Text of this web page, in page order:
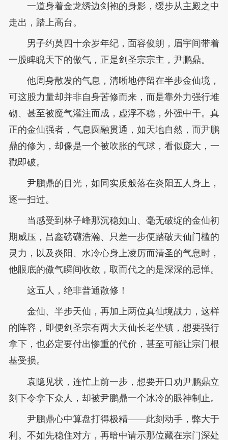
一道身着金龙绣边剑袍的身影，缓步从主殿之中
走出，踏上高台。
男子约莫四十余岁年纪，面容俊朗，眉宇间带着
一股睥睨天下的傲气，正是剑圣宗宗主，尹鹏鼎。
他周身散发的气息，清晰地停留在半步金仙境，
可这股力量却并非自身苦修而来，而是靠外力强行堆
砌、甚至被魔气灌注而成，虚浮不稳，外强中干。真
正的金仙强者，气息圆融贯通，如天地自然，而尹鹏
鼎的修为，却像是一个被吹胀的气球，看似庞大，一
戳即破。
尹鹏鼎的目光，如同实质般落在炎阳五人身上，
逐一扫过。
当感受到林子峰那沉稳如山、毫无破绽的金仙初
期威压，吕鑫磅礴浩瀚、只差一步便踏破天仙门槛的
灵力，以及炎阳、水冷心身上凌厉而清圣的气息时，
他眼底的傲气瞬间收敛，取而代之的是深深的忌惮。
这五人，绝非普通散修！
金仙、半步天仙，再加上两位真仙境战力，这样
的阵容，即便剑圣宗有两大天仙长老坐镇，想要强行
拿下，也必定要付出惨重的代价，甚至可能让宗门根
基受损。
袁隐见状，连忙上前一步，想要开口劝尹鹏鼎立
刻下令拿下众人，却被尹鹏鼎一个冰冷的眼神制止。
尹鹏鼎心中算盘打得极精——此刻动手，弊大于
利。不如先稳住对方，再暗中请示那位藏在宗门深处